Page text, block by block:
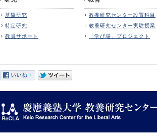
基盤研究
特定研究
教員サポート
教養研究センター設置科目
教養研究センター実験授業
「学び場」プロジェクト